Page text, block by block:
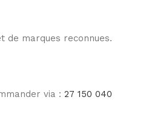
de marques reconnues.
via :27 150 040